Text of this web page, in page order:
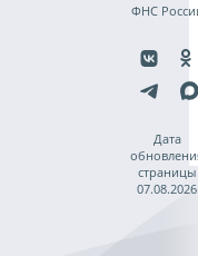
ФНС
Дата
страницы
07.08.2026